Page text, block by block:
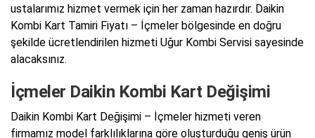
ustalarımız hizmet vermek için her zaman hazırdır. Daikin
Kombi Kart Tamiri Fiyatı – İçmeler bölgesinde en doğru
şekilde ücretlendirilen hizmeti Uğur Kombi Servisi sayesinde
alacaksınız.
İçmeler Daikin Kombi Kart Değişimi
Daikin Kombi Kart Değişimi – İçmeler hizmeti veren
firmamız model farklılıklarına göre oluşturduğu geniş ürün